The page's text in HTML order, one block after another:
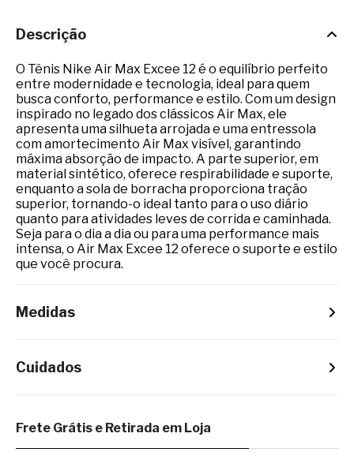
Descrição
O Tênis Nike Air Max Excee 12 é o equilíbrio perfeito
entre modernidade e tecnologia, ideal para quem
busca conforto, performance e estilo. Com um design
inspirado no legado dos clássicos Air Max, ele
apresenta uma silhueta arrojada e uma entressola
com amortecimento Air Max visível, garantindo
máxima absorção de impacto. A parte superior, em
material sintético, oferece respirabilidade e suporte,
enquanto a sola de borracha proporciona tração
superior, tornando-o ideal tanto para o uso diário
quanto para atividades leves de corrida e caminhada.
Seja para o dia a dia ou para uma performance mais
intensa, o Air Max Excee 12 oferece o suporte e estilo
que você procura.
Cuidados
Medidas
Frete Grátis e Retirada em Loja